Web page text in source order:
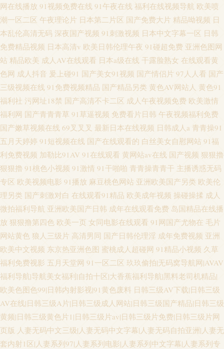
网在线播放 91视频免费在线 91午夜在线 福利在线视频导航 欧美喷
潮一区二区 午夜理论片 日本第二片区 国产免费大片 精品呦视频 日
本乱伦高清无码 深夜国产视频 91刺激视频 日本中文字幕一区 日韩
免费精品视频 日本高清v 欧美日韩伦理午夜 91碰超免费 亚洲色图网
站 精品欧美 成人AV在线观看 日本a级在线 干露脸熟女 在线观看黄
色网 成人抖音 爰上碰91 国产美女91视频 国产情侣片 97人人看 国产
三级视频在线 91免费视频精品 国产精品另类 黄色AV网站人 黄色91
福利社 污网址18禁 国产高清不卡二区 成人午夜视频免费 欧美激情
福利网 国产青青青草 91草逼视频 免费看片日韩 午夜视频福利免费
国产嫩草视频在线 69叉叉叉 最新日本在线视频 日韩成人a 青青操91
五月天婷婷 91短视频在线 国产在线观看的 白丝美女自慰网站 91福
利免费视频 加勒比91AV 91在线观看 黄网站av在线 国产视频 狠狠擼
狠狠擼 91桃色小视频 91激情 91干啪啪 青青操青青干 主播诱惑无码
专区 欧美视频电影 91播放 麻豆桃色网站 亚洲欧美国产另类 欧美伦
理另类 国产刺激对白 在线观看91精品 欧美成年视频 操碰操揉 成人
微拍福利导航 亚洲欧美国产日韩 成年在线观看免费 岛国精品在线播
放 狠狠撸第四色 欧美一页 女同电影在线观看 91网国产尤物在 毛片
网站黄色 狼人三级片 高清男同 国产日韩伦理淫 成年免费视频 亚洲
欧美中文视频 东京热亚洲色图 蜜桃成人超碰网 91精品小视频 久草
福利免费视影 五月天堂网 91一区二区 玖玖偷拍|无码窝导航网|AVAV
福利导航|导航美女福利|自拍十区|大香蕉福利导航|黑料老司机精品|
欧美色图色99|日韩内射影视|91黄色废料 日韩三级AV下载|日韩三级
AV在线|日韩三级A片|日韩三级成人网站|日韩三级国产精品|日韩三级
黄频|日韩三级黄色片1|日韩三级片av|日韩三级片免费|日韩三级片网
页版 人妻无码中文三级|人妻无码中文字幕|人妻无码自拍亚洲|人妻无
套内射1区|人妻系列97|人妻系列电影|人妻系列中文字幕|人妻系列专